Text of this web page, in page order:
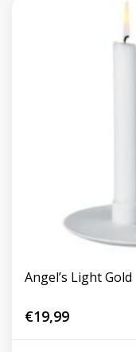
Angel’s Light Gold
€19,99